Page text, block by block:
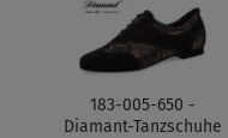
183-005-650 -
Diamant-Tanzschuhe